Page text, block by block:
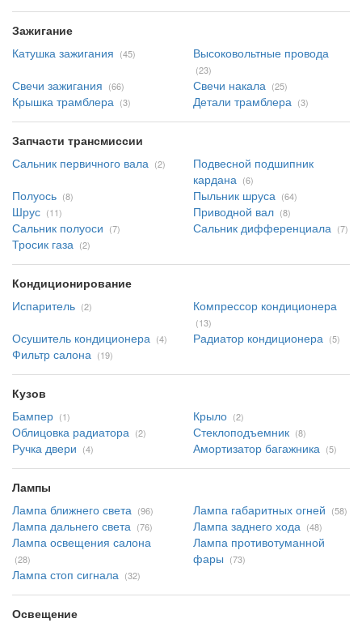
Зажигание
Катушка зажигания (45) Высоковольтные провода
(23)
Свечи зажигания (66) Свечи накала (25)
Крышка трамблера (3) Детали трамблера (3)
Запчасти трансмиссии
Сальник первичного вала (2)
Подвесной подшипник
кардана (6)
Полуось (8) Пыльник шруса (64)
Шрус (11) Приводной вал (8)
Сальник полуоси (7) Сальник дифференциала (7)
Тросик газа (2)
Кондиционирование
Испаритель (2) Компрессор кондиционера
(13)
Осушитель кондиционера (4) Радиатор кондиционера (5)
Фильтр салона (19)
Кузов
Бампер (1) Крыло (2)
Облицовка радиатора (2) Стеклоподъемник (8)
Ручка двери (4) Амортизатор багажника (5)
Лампы
Лампа ближнего света (96) Лампа габаритных огней (58)
Лампа дальнего света (76) Лампа заднего хода (48)
Лампа освещения салона
(28)
Лампа противотуманной
фары (73)
Лампа стоп сигнала (32)
Освещение